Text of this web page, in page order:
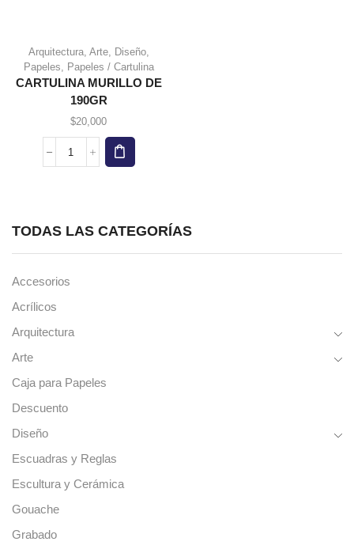
Arquitectura, Arte, Diseño,
Papeles, Papeles / Cartulina
CARTULINA MURILLO DE
190GR
$20,000
CARTULINA
Este
producto
tiene
múltiples
variantes.
Las
opciones
se
de
TODAS LAS CATEGORÍAS
Accesorios
Acrílicos
Arquitectura
Arte
Caja para Papeles
Descuento
Diseño
Escuadras y Reglas
Escultura y Cerámica
Gouache
Grabado